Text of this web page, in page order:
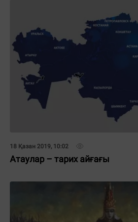
18 Қазан 2019, 10:02
Атаулар – тарих айғағы